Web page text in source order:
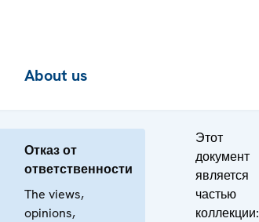
About us
Отказ от
ответственности
The views,
opinions,
Этот
документ
является
частью
коллекции: